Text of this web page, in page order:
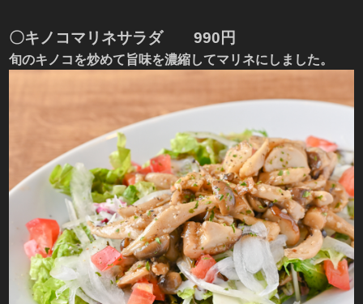
〇キノコマリネサラダ990円
旬のキノコを炒めて旨味を濃縮してマリネにしました。